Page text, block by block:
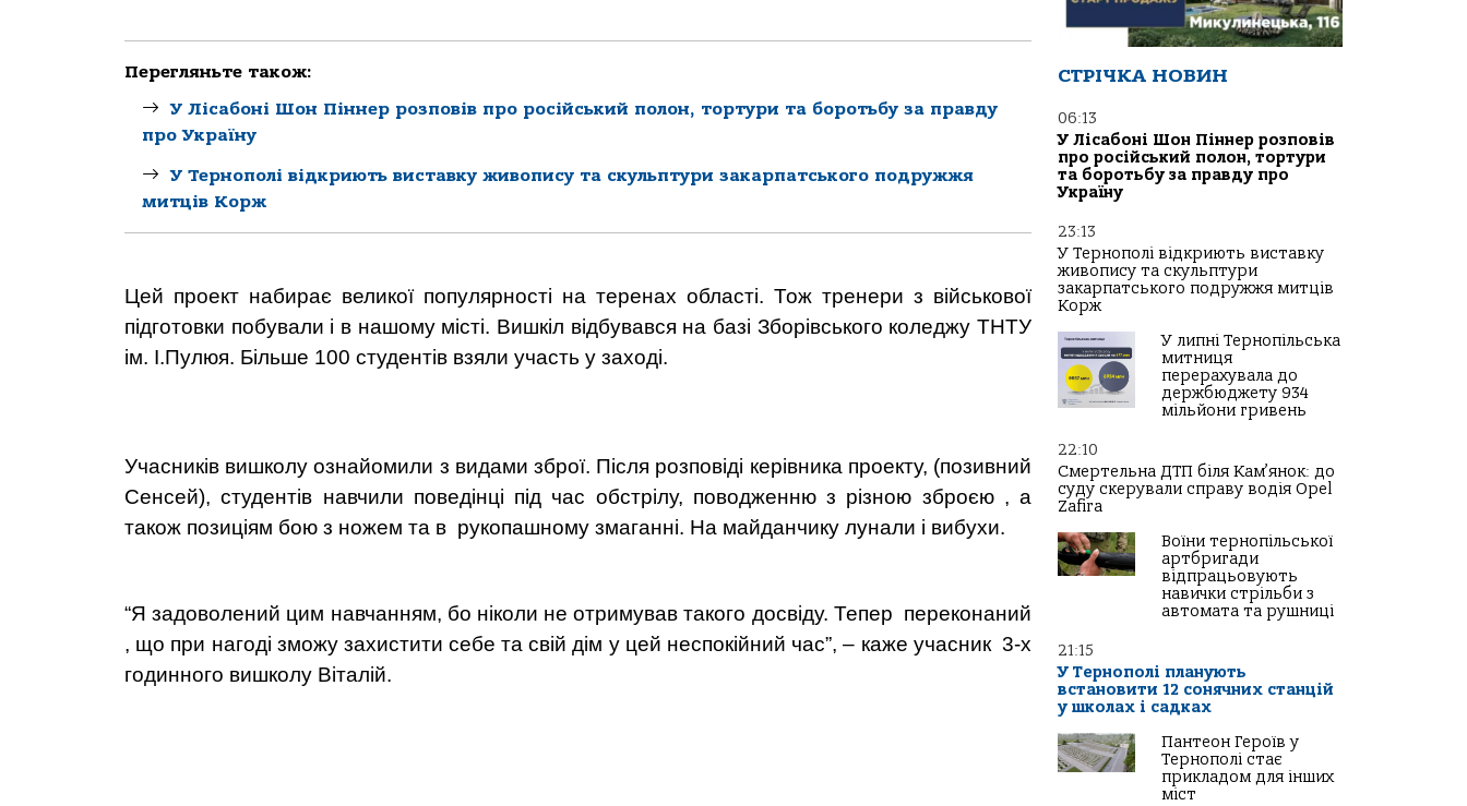
Перегляньте також:
У Лісабоні Шон Піннер розповів про російський полон, тортури та боротьбу за правду
про Україну
У Тернополі відкриють виставку живопису та скульптури закарпатського подружжя
митців Корж
Цей проект набирає великої популярності на теренах області. Тож тренери з військової
підготовки побували і в нашому місті. Вишкіл відбувався на базі Зборівського коледжу ТНТУ
ім. І.Пулюя. Більше 100 студентів взяли участь у заході.
Учасників вишколу ознайомили з видами зброї. Після розповіді керівника проекту, (позивний
Сенсей), студентів навчили поведінці під час обстрілу, поводженню з різною зброєю , а
також позиціям бою з ножем та в рукопашному змаганні. На майданчику лунали і вибухи.
“Я задоволений цим навчанням, бо ніколи не отримував такого досвіду. Тепер переконаний
, що при нагоді зможу захистити себе та свій дім у цей неспокійний час”, – каже учасник 3-х
годинного вишколу Віталій.
СТРІЧКА НОВИН
06:13
У Лісабоні Шон Піннер розповів
про російський полон, тортури
та боротьбу за правду про
Україну
23:13
У Тернополі відкриють виставку
живопису та скульптури
закарпатського подружжя митців
Корж
У липні Тернопільська
митниця
перерахувала до
держбюджету 934
мільйони гривень
22:10
Смертельна ДТП біля Кам’янок: до
суду скерували справу водія Opel
Zafira
Воїни тернопільської
артбригади
відпрацьовують
навички стрільби з
автомата та рушниці
21:15
У Тернополі планують
встановити 12 сонячних станцій
у школах і садках
Пантеон Героїв у
Тернополі стає
прикладом для інших
міст